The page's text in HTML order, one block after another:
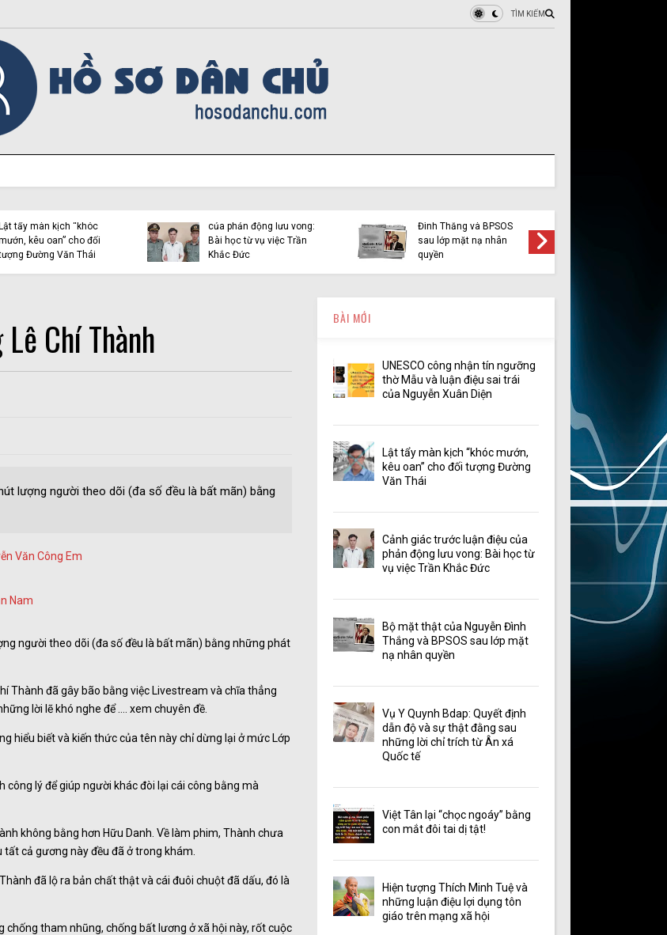
TÌM KIẾM
và sự thật
lời chỉ
Quốc tế
Việt Tân lại “chọc ngoáy”
bằng con mắt đôi tai dị
tật!
Tuệ và những luận điệu lợi
dụng tôn giáo trên mạng
xã hội
Chí Thành
lượng người theo dõi (đa số đều là bất mãn) bằng
Văn Công Em
Nam
người theo dõi (đa số đều là bất mãn) bằng những phát
Thành đã gây bão bằng việc Livestream và chĩa thẳng
lời lẽ khó nghe để …. xem chuyên đề.
hiểu biết và kiến thức của tên này chỉ dừng lại ở mức Lớp
lý để giúp người khác đòi lại cái công bằng mà
không bằng hơn Hữu Danh. Về làm phim, Thành chưa
cả gương này đều đã ở trong khám.
đã lộ ra bản chất thật và cái đuôi chuột đã dấu, đó là
tham nhũng, chống bất lương ở xã hội này, rốt cuộc
BÀI MỚI
UNESCO công nhận tín ngưỡng
thờ Mẫu và luận điệu sai trái
của Nguyễn Xuân Diện
Lật tẩy màn kịch “khóc mướn,
kêu oan” cho đối tượng Đường
Văn Thái
Cảnh giác trước luận điệu của
phản động lưu vong: Bài học từ
vụ việc Trần Khắc Đức
Bộ mặt thật của Nguyễn Đình
Thắng và BPSOS sau lớp mặt
nạ nhân quyền
Vụ Y Quynh Bdap: Quyết định
dẫn độ và sự thật đằng sau
những lời chỉ trích từ Ân xá
Quốc tế
Việt Tân lại “chọc ngoáy” bằng
con mắt đôi tai dị tật!
Hiện tượng Thích Minh Tuệ và
những luận điệu lợi dụng tôn
giáo trên mạng xã hội